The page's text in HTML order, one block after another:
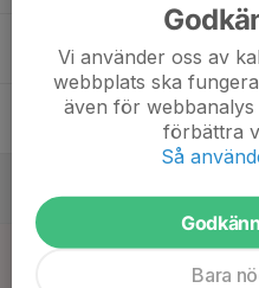
20:00
Träning
Dackevallen, Tolg
15:00
Icon, Guldrummet
Vi använder oss av
webbplats ska
även för
förbättra
Så
Bara